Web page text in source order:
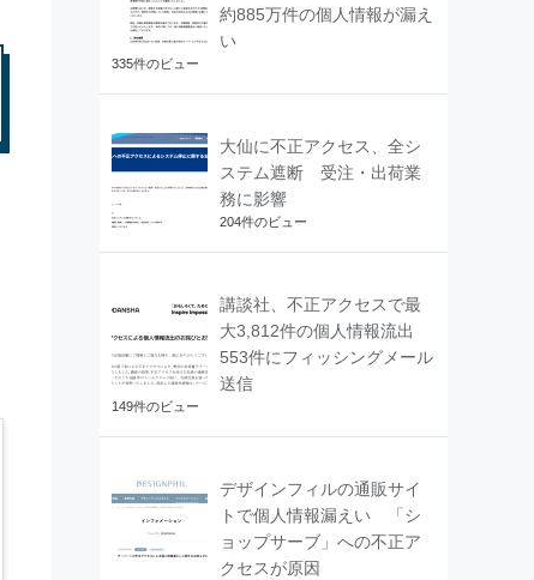
約885万件の個人情報が漏え
い
335件のビュー
大仙に不正アクセス、全シ
ステム遮断 受注・出荷業
務に影響
204件のビュー
講談社、不正アクセスで最
大3,812件の個人情報流出
553件にフィッシングメール
送信
149件のビュー
デザインフィルの通販サイ
トで個人情報漏えい 「シ
ョップサーブ」への不正ア
クセスが原因